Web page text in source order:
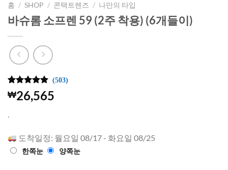
홈 / SHOP / 콘택트렌즈 / 나만의 타입
바슈롬 소프렌 59 (2주 착용) (6개들이)
4.98개의
고객 평가
로 5점 만
503
(503)
₩26,565
.
도착일정: 월요일 08/17 - 화요일 08/25
한쪽눈 양쪽눈